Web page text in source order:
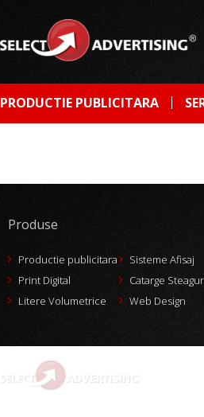
PRODUCTIE PUBLICITARA
Produse
Productie publicitara
Sisteme Afisaj
Print Digital
Catarge
Litere Volumetrice
Web Design